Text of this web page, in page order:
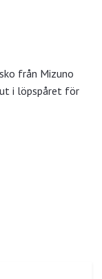
från Mizuno
i löpspåret för